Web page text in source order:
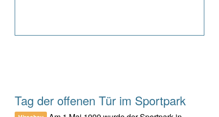
Tag der offenen Tür im Sportpark